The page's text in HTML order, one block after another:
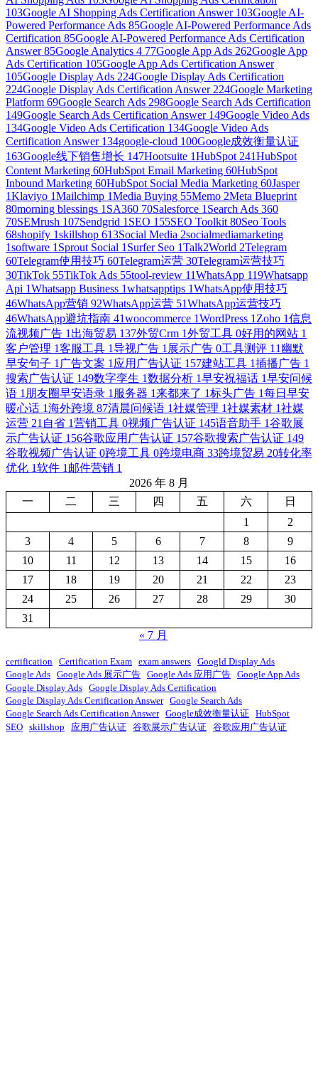
103Google AI Shopping Ads Certification Answer 103Google AI-
Powered Performance Ads 85Google AI-Powered Performance Ads
Certification 85Google AI-Powered Performance Ads Certification
Answer85Google Analytics 4 77Google App Ads 262Google App
Ads Certification 105Google App Ads Certification Answer
105Google Display Ads 224Google Display Ads Certification
224Google Display Ads Certification Answer 224Google Marketing
Platform 69Google Search Ads 298Google Search Ads Certification
149Google Search Ads Certification Answer 149Google Video Ads
134Google Video Ads Certification 134Google Video Ads
Certification Answer 134google-cloud 100Google成效衡量认证
163Google线下销售增长 147Hootsuite 1HubSpot 241HubSpot
Content Marketing 60HubSpot Email Marketing 60HubSpot
Inbound Marketing 60HubSpot Social Media Marketing 60Jasper
1Klaviyo 1Mailchimp 1Media Buying 55Memo 2Meta Blueprint
80morning blessings 1 SA360 70Salesforce 1 Search Ads 360
70SEMrush 107Sendgrid 1 SEO 155SEO Toolkit 80Seo Tools
68shopify 1skillshop 613Social Media 2socialmediamarketing
1software 1 Sprout Social 1 Surfer Seo 1Talk2World 2Telegram
60Telegram使用技巧 60Telegram运营 30Telegram运营技巧
30TikTok 55TikTok Ads 55tool-review 11WhatsApp 119Whatsapp
Api 1Whatsapp Business 1whatsapptips 1WhatsApp使用技巧
46WhatsApp营销 92WhatsApp运营 51WhatsApp运营技巧
46WhatsApp避坑指南 41woocommerce 1WordPress 1 Zoho 1信息
流视频广告 1 出海贸易 137外贸Crm 1外贸工具 0好用的网站 1
客户管理 1客服工具 1导视广告 1 展示广告 0工具测评 11 幽默
早安句子 1 广告文案 1 应用广告认证 157建站工具 1插播广告 1
搜索广告认证 149数字孪生 1数据分析 1早安祝福话 1早安问候
语 1 朋友圈早安语录 1 服务器 1来都来了 1标头广告 1每日早安
暖心话 1海外跨境 87清晨问候语 1社媒管理 1社媒素材 1社媒
运营 21 自省 1营销工具 0视频广告认证 145语音助手 1谷歌展
示广告认证 156谷歌应用广告认证 157谷歌搜索广告认证 149
谷歌视频广告认证 0跨境工具 0跨境电商 33跨境贸易 20转化率
优化 1软件 1 邮件营销 1
2026 年 8 月
一
二 三 四 五 六
日
1
2
3
4 5 6 7 8
9
10
11 12 13 14 15
16
17
18 19 20 21 22
23
24
25 26 27 28 29
30
31
« 7 月
certification Certification Exam exam answers Googld Display Ads
Google Ads Google Ads 展示广告 Google Ads 应用广告 Google App Ads
Google Display Ads Google Display Ads Certification
Google Display Ads Certification Answer Google Search Ads
Google Search Ads Certification Answer Google成效衡量认证 HubSpot
SEO skillshop 应用广告认证 谷歌展示广告认证 谷歌应用广告认证